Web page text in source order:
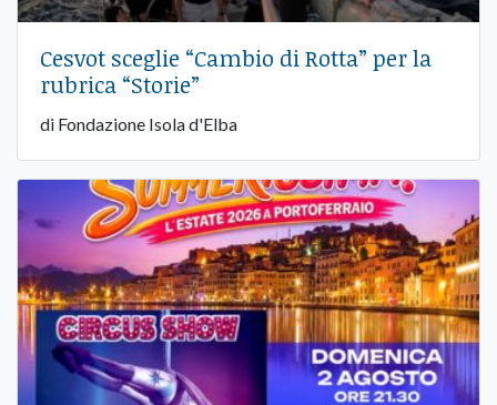
Cesvot sceglie “Cambio di Rotta” per la
rubrica “Storie”
di Fondazione Isola d'Elba